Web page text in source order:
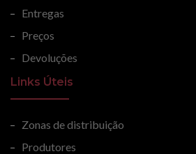
Entregas
Preços
Devoluções
Links Úteis
Zonas de distribuição
Produtores